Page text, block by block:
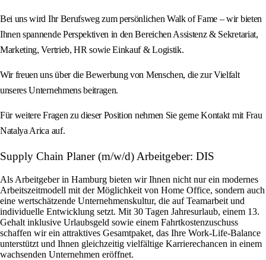
Bei uns wird Ihr Berufsweg zum persönlichen Walk of Fame – wir bieten
Ihnen spannende Perspektiven in den Bereichen Assistenz & Sekretariat,
Marketing, Vertrieb, HR sowie Einkauf & Logistik.
Wir freuen uns über die Bewerbung von Menschen, die zur Vielfalt
unseres Unternehmens beitragen.
Für weitere Fragen zu dieser Position nehmen Sie gerne Kontakt mit Frau
Natalya Arica auf.
Supply Chain Planer (m/w/d) Arbeitgeber: DIS
Als Arbeitgeber in Hamburg bieten wir Ihnen nicht nur ein modernes
Arbeitszeitmodell mit der Möglichkeit von Home Office, sondern auch
eine wertschätzende Unternehmenskultur, die auf Teamarbeit und
individuelle Entwicklung setzt. Mit 30 Tagen Jahresurlaub, einem 13.
Gehalt inklusive Urlaubsgeld sowie einem Fahrtkostenzuschuss
schaffen wir ein attraktives Gesamtpaket, das Ihre Work-Life-Balance
unterstützt und Ihnen gleichzeitig vielfältige Karrierechancen in einem
wachsenden Unternehmen eröffnet.